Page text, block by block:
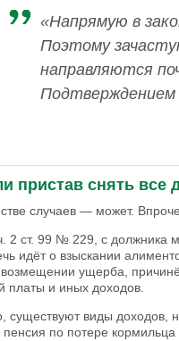
«Напрямую в
Поэтому
направляются
Подтверждением
пристав снять все
случаев — может.
2 ст. 99 № 229, с должника
идёт о взыскании
ущерба,
платы и иных доходов.
существуют виды доходов,
по потере кормильца